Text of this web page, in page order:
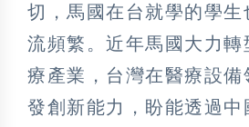
切，馬國在台就學的學生
流頻繁。近年馬國大力轉
療產業，台灣在醫療設備
發創新能力，盼能透過中